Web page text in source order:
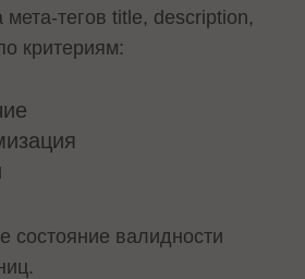
мета-тегов title, description,
критериям:
состояние валидности